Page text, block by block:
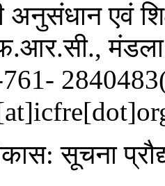
अनुसंधान एवं
मंडला
सूचना